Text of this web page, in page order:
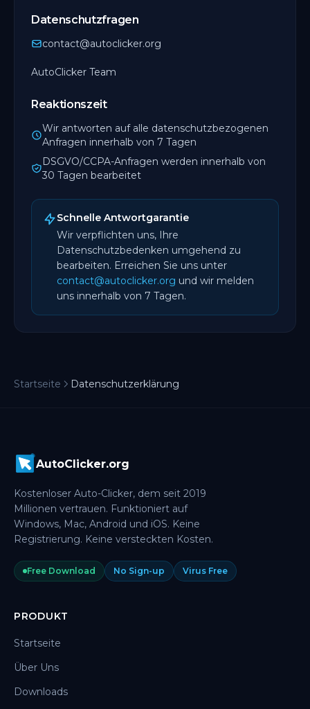
Datenschutzfragen
contact@autoclicker.org
AutoClicker Team
Reaktionszeit
Wir antworten auf alle datenschutzbezogenen
Anfragen innerhalb von 7 Tagen
DSGVO/CCPA-Anfragen werden innerhalb von
30 Tagen bearbeitet
Schnelle Antwortgarantie
Wir verpflichten uns, Ihre
Datenschutzbedenken umgehend zu
bearbeiten. Erreichen Sie uns unter
contact@autoclicker.org und wir melden
uns innerhalb von 7 Tagen.
Startseite Datenschutzerklärung
AutoClicker.org
Kostenloser Auto-Clicker, dem seit 2019
Millionen vertrauen. Funktioniert auf
Windows, Mac, Android und iOS. Keine
Registrierung. Keine versteckten Kosten.
Free Download No Sign-up Virus Free
PRODUKT
Startseite
Über Uns
Downloads